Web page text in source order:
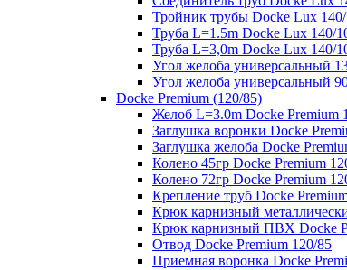
Тройник трубы Docke Lux
Труба L=1.5m Docke Lux 140/
Труба L=3,0m Docke Lux 140/
Угол желоба универсальный
Угол желоба универсальный
Docke Premium (120/85)
Желоб L=3.0m Docke Premium
Заглушка воронки Docke
Заглушка желоба Docke
Колено 45гр Docke Premium
Колено 72гр Docke Premium
Крепление труб Docke
Крюк карнизный
Крюк карнизный ПВХ Docke
Отвод Docke Premium 120/85
Приемная воронка Docke